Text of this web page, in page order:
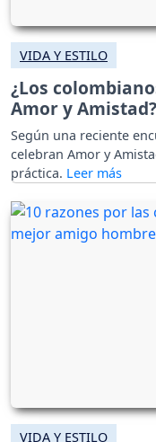
VIDA Y ESTILO
¿Los
Amor y Amistad?
Según una reciente
celebran Amor y
práctica.
VIDA Y ESTILO